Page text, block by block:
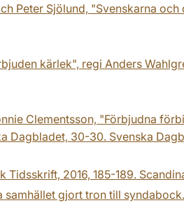
Peter Sjölund, "Svenskarna och
kärlek", regi Anders
Clementsson, "Förbjudna
Dagbladet, 30-30. Svenska
Tidsskrift, 2016, 185-189.
samhället gjort tron till